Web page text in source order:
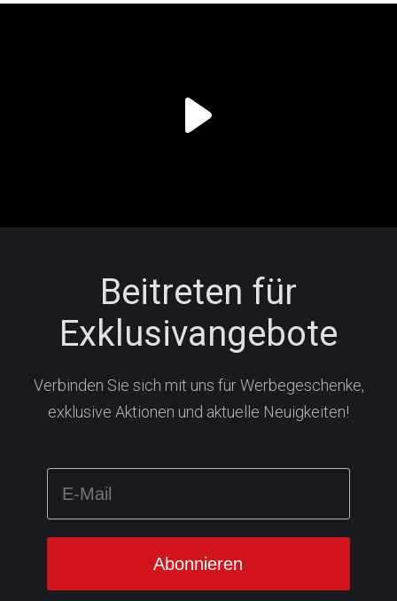
Beitreten für
Exklusivangebote
Verbinden Sie sich mit uns für Werbegeschenke,
exklusive Aktionen und aktuelle Neuigkeiten!